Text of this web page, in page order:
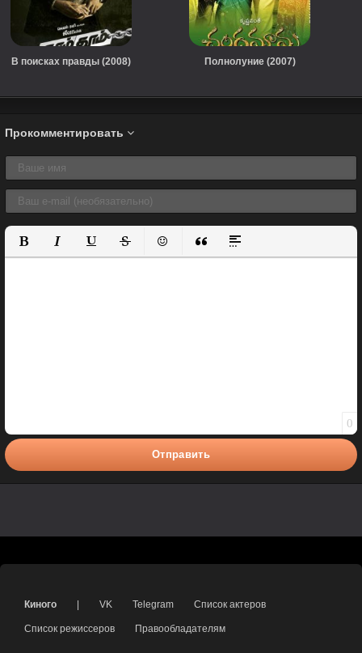
В поисках правды (2008) Полнолуние (2007)
Прокомментировать
Полужирный
КурсивПодчеркнутый
ЗачеркнутыйВставить смайлик
Вставка цитаты
Вставка спойлера
0
Отправить
Киного VK Telegram Список актеров
Список режиссеров Правообладателям